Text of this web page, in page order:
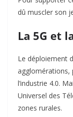
dû muscler son
La 5G et
Le déploiement
agglomérations,
l’industrie 4.0.
Universel des
zones rurales.